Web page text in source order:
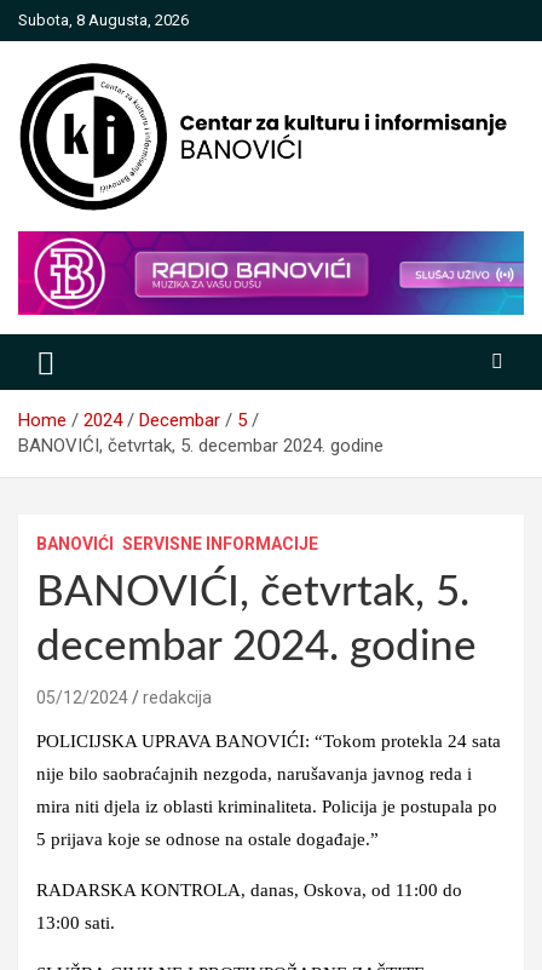
Skip
to
Subota, 8 Augusta, 2026
Centar za kulturu i informisanje
Banovići
Home 2024 Decembar
5
BANOVIĆI, četvrtak, 5. decembar 2024. godine
BANOVIĆI SERVISNE INFORMACIJE
BANOVIĆI, četvrtak, 5.
decembar 2024. godine
05/12/2024 redakcija
POLICIJSKA UPRAVA BANOVIĆI: “Tokom protekla 24 sata
nije bilo saobraćajnih nezgoda, narušavanja javnog reda i
mira niti djela iz oblasti kriminaliteta. Policija je postupala po
5 prijava koje se odnose na ostale događaje.”
RADARSKA KONTROLA, danas, Oskova, od 11:00 do
13:00 sati.